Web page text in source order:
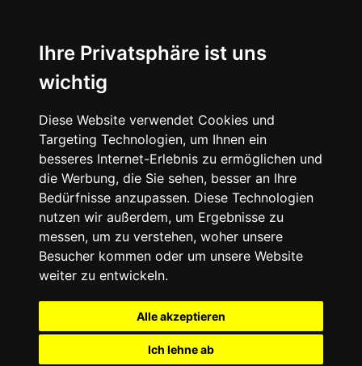
Ihre Privatsphäre ist uns
wichtig
Diese Website verwendet Cookies und
Targeting Technologien, um Ihnen ein
besseres Internet-Erlebnis zu ermöglichen und
die Werbung, die Sie sehen, besser an Ihre
Bedürfnisse anzupassen. Diese Technologien
nutzen wir außerdem, um Ergebnisse zu
messen, um zu verstehen, woher unsere
Besucher kommen oder um unsere Website
weiter zu entwickeln.
Alle akzeptieren
Ich lehne ab